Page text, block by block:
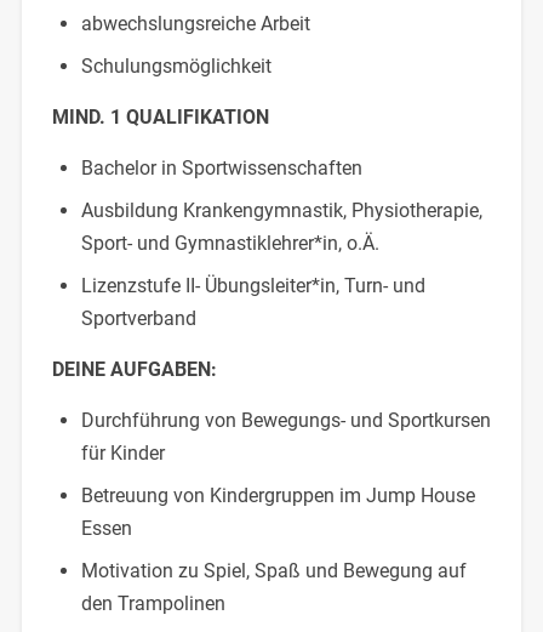
abwechslungsreiche Arbeit
Schulungsmöglichkeit
MIND. 1 QUALIFIKATION
Bachelor in Sportwissenschaften
Ausbildung Krankengymnastik, Physiotherapie,
Sport- und Gymnastiklehrer*in, o.Ä.
Lizenzstufe II- Übungsleiter*in, Turn- und
Sportverband
DEINE AUFGABEN:
Durchführung von Bewegungs- und Sportkursen
für Kinder
Betreuung von Kindergruppen im Jump House
Essen
Motivation zu Spiel, Spaß und Bewegung auf
den Trampolinen